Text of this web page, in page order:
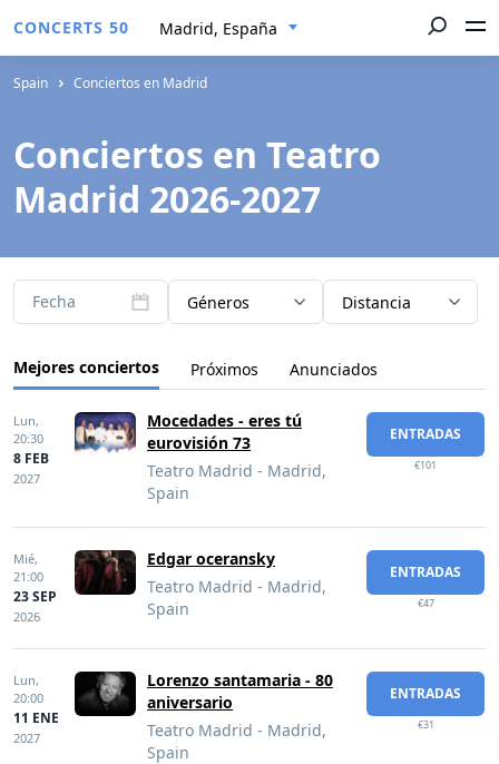
CONCERTS 50 Madrid, España
Spain Conciertos en Madrid
Conciertos en Teatro
Madrid 2026-2027
Fecha Géneros Distancia
Mejores conciertos Próximos Anunciados
Lun,
20:30
8 FEB
2027
Mocedades - eres tú
eurovisión 73
Teatro Madrid - Madrid,
Spain
ENTRADAS
€101
Mié,
21:00
23 SEP
2026
Edgar oceransky
Teatro Madrid - Madrid,
Spain
ENTRADAS
€47
Lun,
20:00
11 ENE
2027
Lorenzo santamaria - 80
aniversario
Teatro Madrid - Madrid,
Spain
ENTRADAS
€31